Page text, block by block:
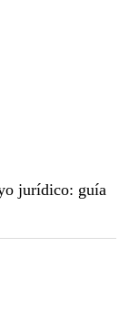
jurídico: guía